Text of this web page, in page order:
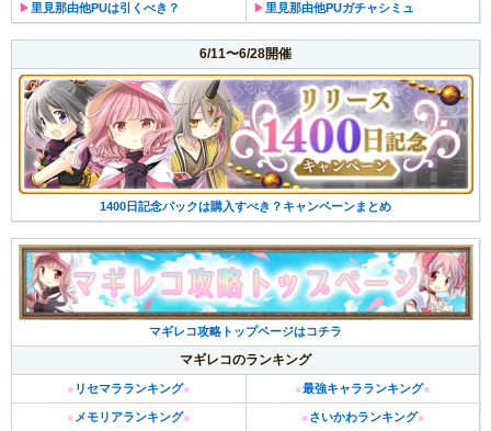
▶︎ 里見那由他PUは引くべき？ ▶︎ 里見那由他PUガチャシミュ
6/11〜6/28開催
1400日記念パックは購入すべき？キャンペーンまとめ
マギレコ攻略トップページはコチラ
マギレコのランキング
● リセマラランキング● ●最強キャラランキング●
● メモリアランキング● ●さいかわランキング●